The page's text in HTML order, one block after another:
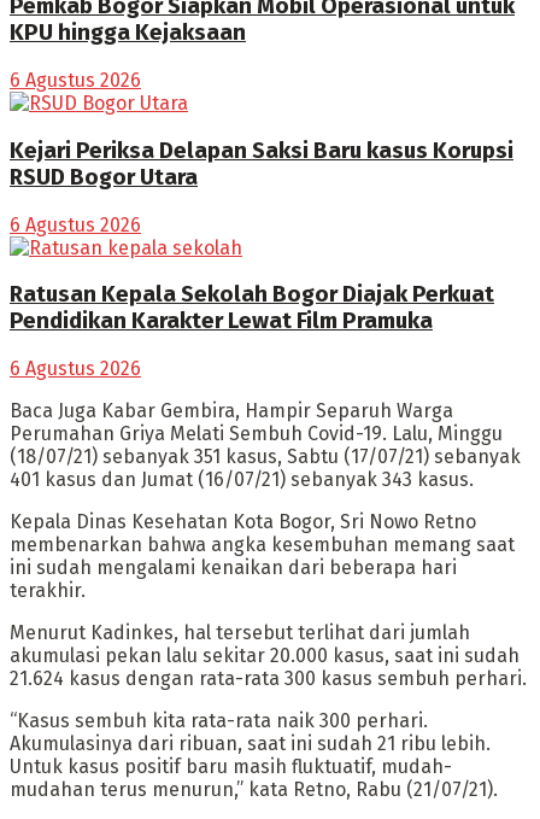
Pemkab Bogor Siapkan Mobil Operasional untuk
KPU hingga Kejaksaan
6 Agustus 2026
Kejari Periksa Delapan Saksi Baru kasus Korupsi
RSUD Bogor Utara
6 Agustus 2026
Ratusan Kepala Sekolah Bogor Diajak Perkuat
Pendidikan Karakter Lewat Film Pramuka
6 Agustus 2026
Baca Juga Kabar Gembira, Hampir Separuh Warga
Perumahan Griya Melati Sembuh Covid-19. Lalu, Minggu
(18/07/21) sebanyak 351 kasus, Sabtu (17/07/21) sebanyak
401 kasus dan Jumat (16/07/21) sebanyak 343 kasus.
Kepala Dinas Kesehatan Kota Bogor, Sri Nowo Retno
membenarkan bahwa angka kesembuhan memang saat
ini sudah mengalami kenaikan dari beberapa hari
terakhir.
Menurut Kadinkes, hal tersebut terlihat dari jumlah
akumulasi pekan lalu sekitar 20.000 kasus, saat ini sudah
21.624 kasus dengan rata-rata 300 kasus sembuh perhari.
“Kasus sembuh kita rata-rata naik 300 perhari.
Akumulasinya dari ribuan, saat ini sudah 21 ribu lebih.
Untuk kasus positif baru masih fluktuatif, mudah-
mudahan terus menurun,” kata Retno, Rabu (21/07/21).